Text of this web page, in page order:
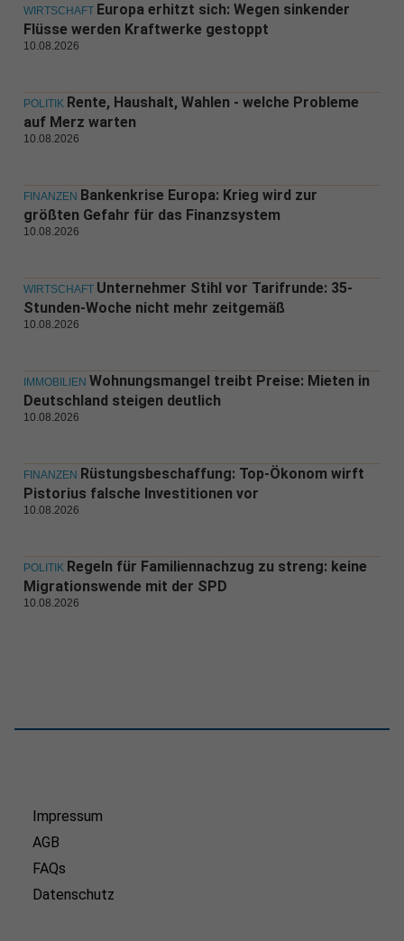
WIRTSCHAFT Europa erhitzt sich: Wegen sinkender
Flüsse werden Kraftwerke gestoppt
10.08.2026
POLITIK Rente, Haushalt, Wahlen - welche Probleme
auf Merz warten
10.08.2026
FINANZEN Bankenkrise Europa: Krieg wird zur
größten Gefahr für das Finanzsystem
10.08.2026
WIRTSCHAFT Unternehmer Stihl vor Tarifrunde: 35-
Stunden-Woche nicht mehr zeitgemäß
10.08.2026
IMMOBILIEN Wohnungsmangel treibt Preise: Mieten in
Deutschland steigen deutlich
10.08.2026
FINANZEN Rüstungsbeschaffung: Top-Ökonom wirft
Pistorius falsche Investitionen vor
10.08.2026
POLITIK Regeln für Familiennachzug zu streng: keine
Migrationswende mit der SPD
10.08.2026
Impressum
AGB
FAQs
Datenschutz